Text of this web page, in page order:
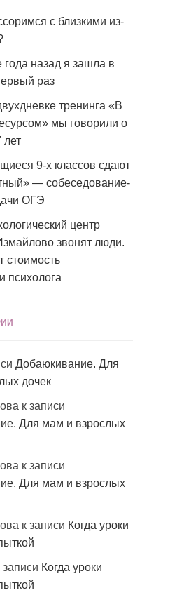
с близкими из-
года назад я зашла в
раз
тренинга «В
мы говорили о
лет
9-х классов сдают
— собеседование-
ОГЭ
центр
звонят люди.
психолога
Добаюкивание. Для
дочек
к записи
Для мам и взрослых
к записи
Для мам и взрослых
к записи Когда уроки
записи Когда уроки